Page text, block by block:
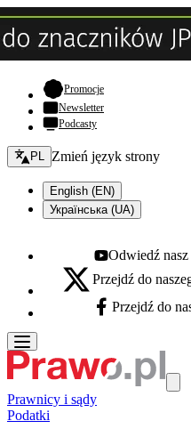
Promocje- otwiera się w nowej
Newsletter
Podcasty
Zmień język - bieżący:
PL Zmień język strony
English (EN)
Українська (UA)
Youtube - otwiera się
Odwiedź nasz
X - otwiera się w nowej karcie
Przejdź do
Facebook - otwiera
Przejdź do
Prawnicy i sądy
Podatki